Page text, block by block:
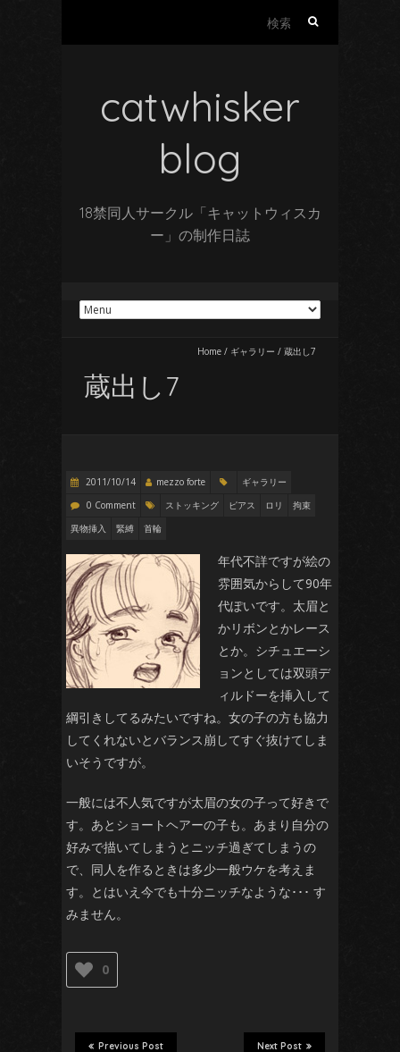
catwhisker
blog
18禁同人サークル「キャットウィスカ
ー」の制作日誌
Home / ギャラリー / 蔵出し7
蔵出し7
2011/10/14 mezzo forte
ギャラリー
0 Comment
ストッキング ピアス ロリ
拘束
異物挿入
緊縛 首輪
年代不詳ですが絵の
雰囲気からして90年
代ぽいです。太眉と
かリボンとかレース
とか。シチュエーシ
ョンとしては双頭デ
ィルドーを挿入して
綱引きしてるみたいですね。女の子の方も協力
してくれないとバランス崩してすぐ抜けてしま
いそうですが。
一般には不人気ですが太眉の女の子って好きで
す。あとショートヘアーの子も。あまり自分の
好みで描いてしまうとニッチ過ぎてしまうの
で、同人を作るときは多少一般ウケを考えま
す。とはいえ今でも十分ニッチなような･･･ す
みません。
0
Next Post
Previous Post